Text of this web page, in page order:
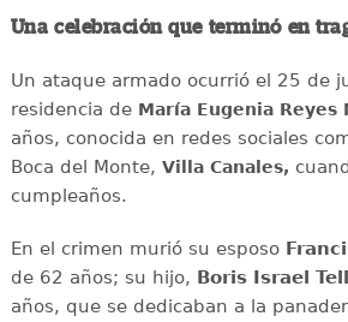
Una celebración que terminó en
Un ataque armado ocurrió el 25 de
residencia de María Eugenia Reyes
años, conocida en redes sociales
Boca del Monte, Villa Canales,
cumpleaños.
En el crimen murió su esposo
de 62 años; su hijo, Boris Israel
años, que se dedicaban a la